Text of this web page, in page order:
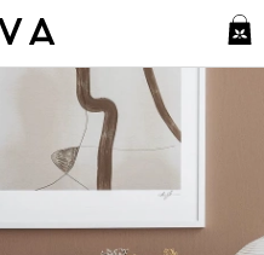
Två påslakan Vidd Pink